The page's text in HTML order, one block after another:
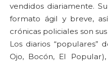
vendidos diariamente.
formato ágil y breve,
crónicas policiales son
Los diarios “populares”
Ojo, Bocón, El